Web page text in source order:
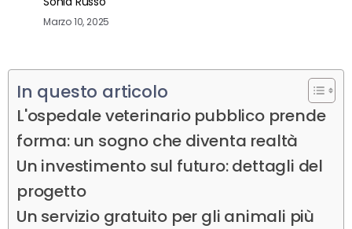
Marzo 10, 2025
In questo articolo
L'ospedale veterinario pubblico prende
forma: un sogno che diventa realtà
Un investimento sul futuro: dettagli del
progetto
Un servizio gratuito per gli animali più